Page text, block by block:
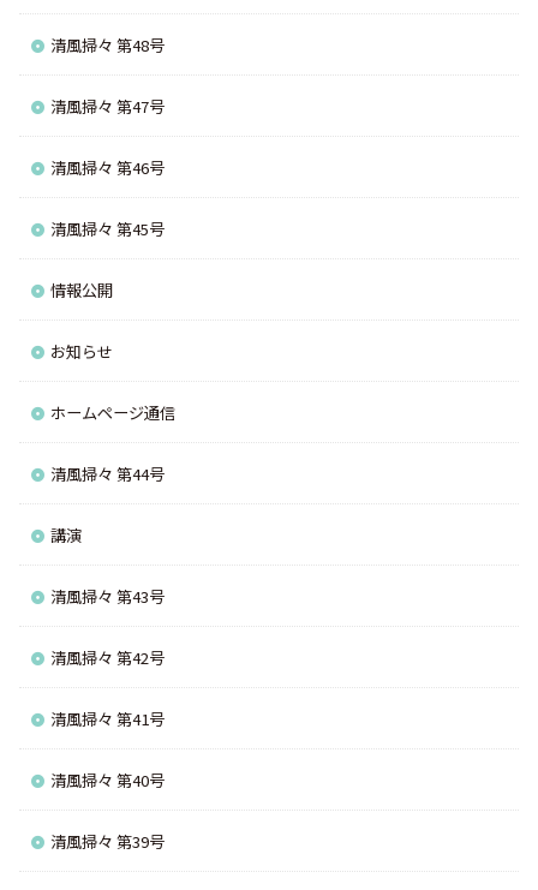
清風掃々 第48号
清風掃々 第47号
清風掃々 第46号
清風掃々 第45号
情報公開
お知らせ
ホームページ通信
清風掃々 第44号
講演
清風掃々 第43号
清風掃々 第42号
清風掃々 第41号
清風掃々 第40号
清風掃々 第39号